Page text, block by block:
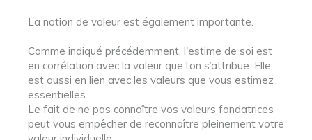
La notion de valeur est également importante.
Comme indiqué précédemment, l'estime de soi est
en corrélation avec la valeur que l’on s’attribue. Elle
est aussi en lien avec les valeurs que vous estimez
essentielles.
Le fait de ne pas connaître vos valeurs fondatrices
peut vous empêcher de reconnaître pleinement votre